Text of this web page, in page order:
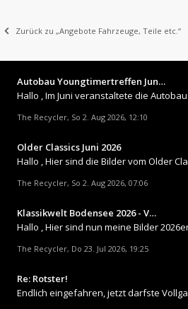
Zurück zu „Angebote Fahrzeuge, Teile etc.“
Autobau Youngtimertreffen Jun…
The Recycler, So 2. Aug 2026, 12:10
Older Classics Juni 2026
The Recycler, So 2. Aug 2026, 07:06
Klassikwelt Bodensee 2026 - V…
The Recycler, Do 23. Jul 2026, 19:25
Re: Rotster!
Endlich eingefahren, jetzt darfste